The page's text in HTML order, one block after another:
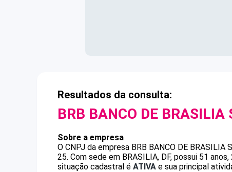
Resultados da consulta:
BRB BANCO DE BRASILIA
Sobre a empresa
O CNPJ da empresa BRB BANCO DE BRASILIA
25. Com sede em BRASILIA, DF, possui 51
situação cadastral é ATIVA e sua principal